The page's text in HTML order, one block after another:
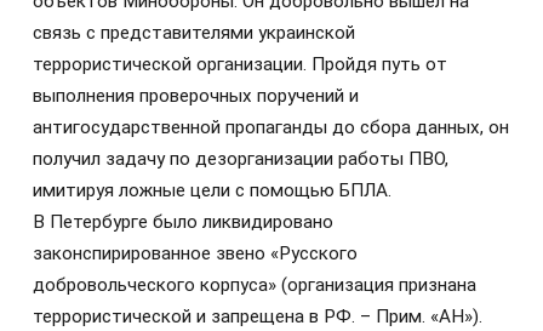
связь с представителями украинской
террористической организации. Пройдя путь от
выполнения проверочных поручений и
антигосударственной пропаганды до сбора данных, он
получил задачу по дезорганизации работы ПВО,
имитируя ложные цели с помощью БПЛА.
В Петербурге было ликвидировано
законспирированное звено «Русского
добровольческого корпуса» (организация признана
террористической и запрещена в РФ. – Прим. «АН»).